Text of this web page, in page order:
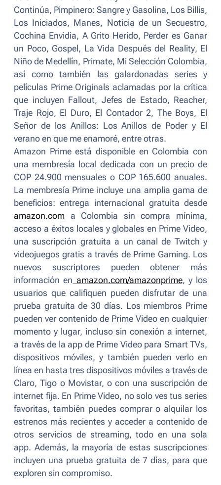
Continúa, Pimpinero: Sangre y Gasolina, Los Billis,
Los Iniciados, Manes, Noticia de un Secuestro,
Cochina Envidia, A Grito Herido, Perder es Ganar
un Poco, Gospel, La Vida Después del Reality, El
Niño de Medellín, Primate, Mi Selección Colombia,
así como también las galardonadas series y
películas Prime Originals aclamadas por la crítica
que incluyen Fallout, Jefes de Estado, Reacher,
Traje Rojo, El Duro, El Contador 2, The Boys, El
Señor de los Anillos: Los Anillos de Poder y El
verano en que me enamoré, entre otras.
Amazon Prime está disponible en Colombia con
una membresía local dedicada con un precio de
COP 24.900 mensuales o COP 165.600 anuales.
La membresía Prime incluye una amplia gama de
beneficios: entrega internacional gratuita desde
amazon.com a Colombia sin compra mínima,
acceso a éxitos locales y globales en Prime Video,
una suscripción gratuita a un canal de Twitch y
videojuegos gratis a través de Prime Gaming. Los
nuevos suscriptores pueden obtener más
información en amazon.com/amazonprime, y los
usuarios que califiquen pueden disfrutar de una
prueba gratuita de 30 días. Los miembros Prime
pueden ver contenido de Prime Video en cualquier
momento y lugar, incluso sin conexión a internet,
a través de la app de Prime Video para Smart TVs,
dispositivos móviles, y también pueden verlo en
línea en hasta tres dispositivos móviles a través de
Claro, Tigo o Movistar, o con una suscripción de
internet fija. En Prime Video, no solo ves tus series
favoritas, también puedes comprar o alquilar los
estrenos más recientes y acceder a contenido de
otros servicios de streaming, todo en una sola
app. Además, la mayoría de estas suscripciones
incluyen una prueba gratuita de 7 días, para que
exploren sin compromiso.